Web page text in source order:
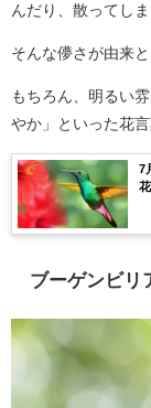
んだり、散ってし
そんな儚さが由来
もちろん、明るい
やか」といった花言
7
ブーゲンビリ